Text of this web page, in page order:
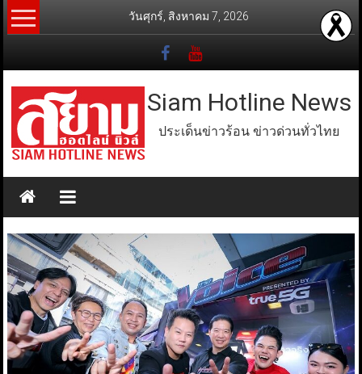
Skip
to
วันศุกร์, สิงหาคม 7, 2026
Siam Hotline News
ประเด็นข่าวร้อน ข่าวด่วนทั่วไทย